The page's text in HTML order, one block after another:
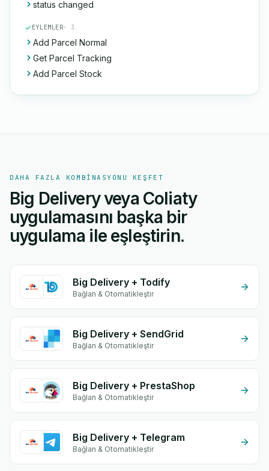
status changed
EYLEMLER· 3
Add Parcel Normal
Get Parcel Tracking
Add Parcel Stock
DAHA FAZLA KOMBINASYONU KEŞFET
Big Delivery veya Coliaty
uygulamasını başka bir
uygulama ile eşleştirin.
Big Delivery + Todify
Bağlan & Otomatikleştir
Big Delivery + SendGrid
Bağlan & Otomatikleştir
Big Delivery + PrestaShop
Bağlan & Otomatikleştir
Big Delivery + Telegram
Bağlan & Otomatikleştir